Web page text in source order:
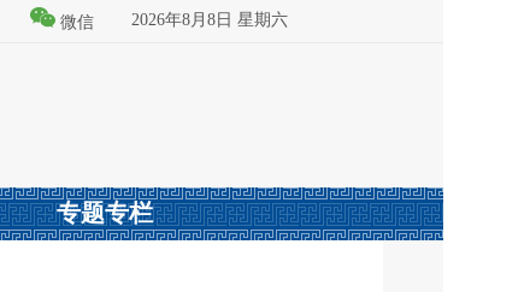
微信 2026年8月8日 星期六
专题专栏